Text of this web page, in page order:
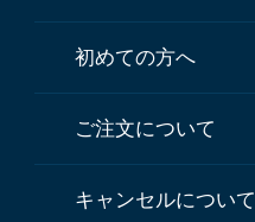
初めての方へ
ご注文について
キャンセルについて